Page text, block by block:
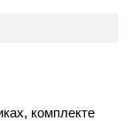
комплекте